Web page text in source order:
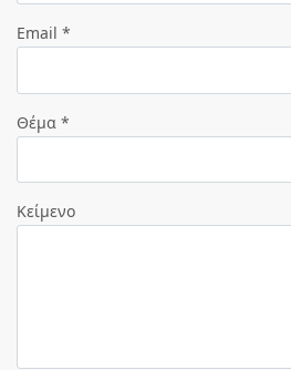
Email *
Θέμα *
Κείμενο